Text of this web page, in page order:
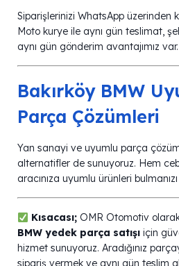
Siparişlerinizi WhatsApp üzerinden
Moto kurye ile aynı gün teslimat,
aynı gün gönderim avantajımız var.
Bakırköy BMW
Parça Çözümleri
Yan sanayi ve uyumlu parça
alternatifler de sunuyoruz. Hem
aracınıza uyumlu ürünleri
Kısacası;OMR Otomotiv
BMW yedek parça satışı için
hizmet sunuyoruz. Aradığınız
sipariş vermek ve aynı gün teslim